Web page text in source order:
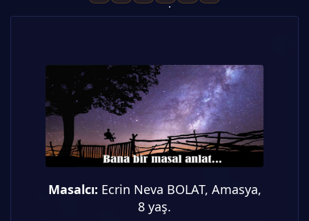
Masalcı: Ecrin Neva BOLAT, Amasya,
8 yaş.